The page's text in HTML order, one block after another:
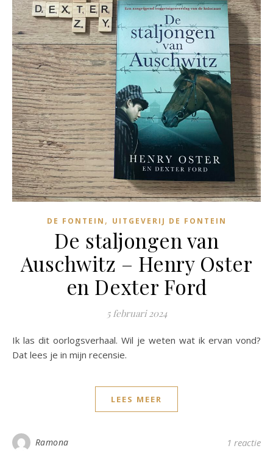
DE FONTEIN , UITGEVERIJ DE FONTEIN
De staljongen van
Auschwitz – Henry Oster
en Dexter Ford
5 februari 2024
Ik las dit oorlogsverhaal. Wil je weten wat ik ervan vond?
Dat lees je in mijn recensie.
LEES MEER
Ramona 1 reactie